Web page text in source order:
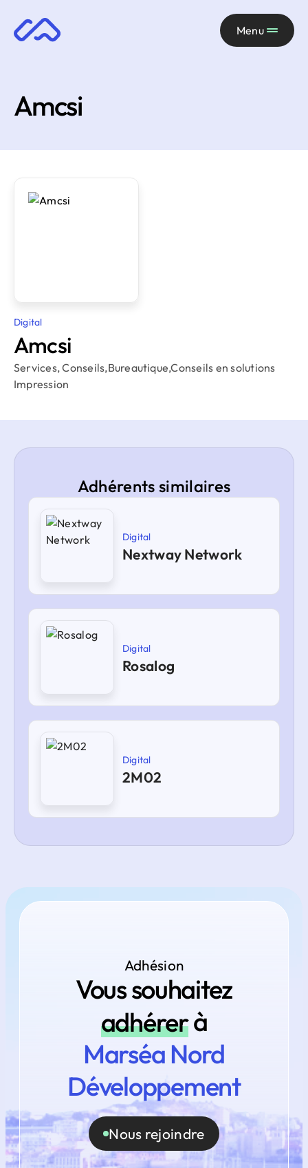
Menu
Amcsi
Digital
Amcsi
Services, Conseils,Bureautique,Conseils en solutions
Impression
Adhérents similaires
Digital
Nextway Network
Digital
Rosalog
Digital
2M02
Adhésion
Vous souhaitez
adhérerà
Marséa Nord
Développement
Nous rejoindre